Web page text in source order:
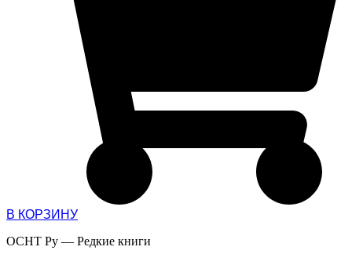
В КОРЗИНУ
ОСНТ Ру — Редкие книги